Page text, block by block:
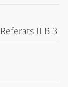
II B 3